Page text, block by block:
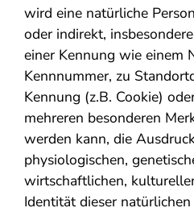
wird eine natürliche
oder indirekt,
einer Kennung wie einem
Kennnummer, zu
Kennung (z.B. Cookie)
mehreren besonderen
werden kann, die
physiologischen,
wirtschaftlichen,
Identität dieser natürlichen